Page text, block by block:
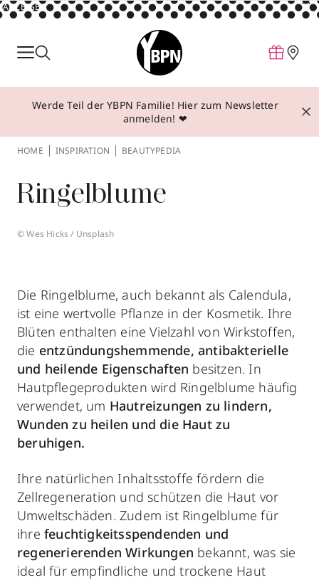
ANZEIGE
Parfum
Make-up
Behandlungen
Über YBPN
Aktionen
Werde Teil der YBPN Familie! Hier zum Newsletter
anmelden! ❤
HOME INSPIRATION BEAUTYPEDIA
Ringelblume
© Wes Hicks / Unsplash
Die Ringelblume, auch bekannt als Calendula,
ist eine wertvolle Pflanze in der Kosmetik. Ihre
Blüten enthalten eine Vielzahl von Wirkstoffen,
die entzündungshemmende, antibakterielle
und heilende Eigenschaften besitzen. In
Hautpflegeprodukten wird Ringelblume häufig
verwendet, um Hautreizungen zu lindern,
Wunden zu heilen und die Haut zu
beruhigen.
Ihre natürlichen Inhaltsstoffe fördern die
Zellregeneration und schützen die Haut vor
Umweltschäden. Zudem ist Ringelblume für
ihre feuchtigkeitsspendenden und
regenerierenden Wirkungen bekannt, was sie
ideal für empfindliche und trockene Haut